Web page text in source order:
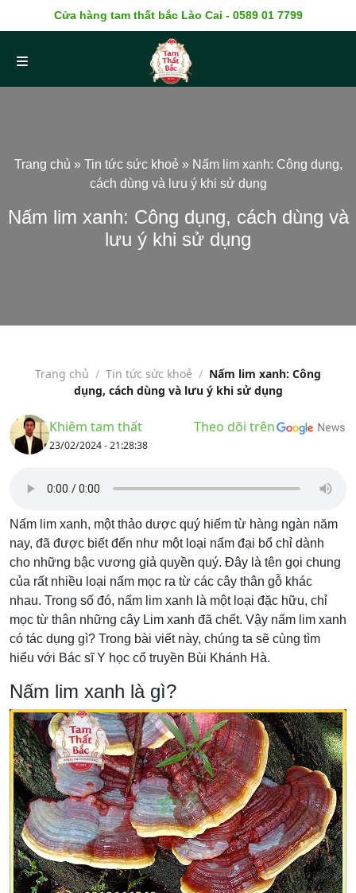
Cửa hàng tam thất bắc Lào Cai - 0589 01 7799
Trang chủ » Tin tức sức khoẻ » Nấm lim xanh: Công dụng,
cách dùng và lưu ý khi sử dụng
Nấm lim xanh: Công dụng, cách dùng và
lưu ý khi sử dụng
Trang chủ / Tin tức sức khoẻ / Nấm lim xanh: Công
dụng, cách dùng và lưu ý khi sử dụng
Khiêm tam thất
23/02/2024 - 21:28:38
Theo dõi trên
Nấm lim xanh, một thảo dược quý hiếm từ hàng ngàn năm
nay, đã được biết đến như một loại nấm đại bổ chỉ dành
cho những bậc vương giả quyền quý. Đây là tên gọi chung
của rất nhiều loại nấm mọc ra từ các cây thân gỗ khác
nhau. Trong số đó, nấm lim xanh là một loại đặc hữu, chỉ
mọc từ thân những cây Lim xanh đã chết. Vậy nấm lim xanh
có tác dụng gì? Trong bài viết này, chúng ta sẽ cùng tìm
hiểu với Bác sĩ Y học cổ truyền Bùi Khánh Hà.
Nấm lim xanh là gì?